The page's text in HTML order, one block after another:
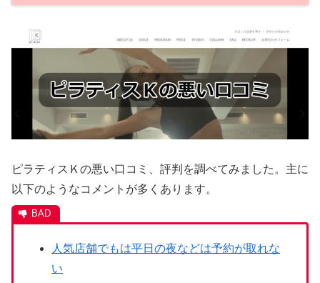
ピラティスＫの悪い口コミ、評判を調べてみました。主に
以下のようなコメントが多くあります。
人気店舗でもは平日の夜などは予約が取れな
い